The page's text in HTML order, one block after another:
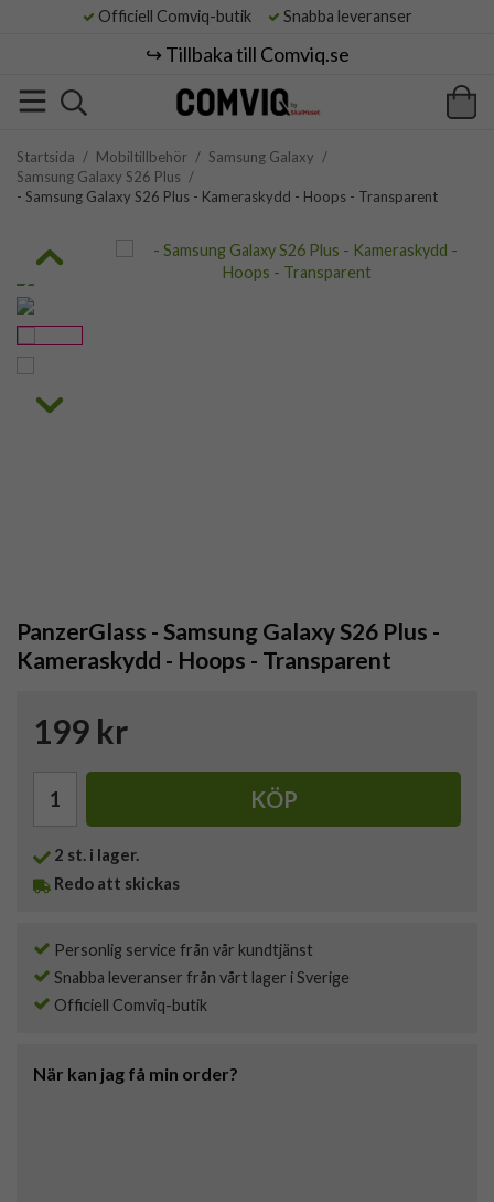
Officiell Comviq-butik Snabba leveranser
↪️ Tillbaka till Comviq.se
Startsida / Mobiltillbehör / Samsung Galaxy /
Samsung Galaxy S26 Plus /
- Samsung Galaxy S26 Plus - Kameraskydd - Hoops - Transparent
PanzerGlass - Samsung Galaxy S26 Plus -
Kameraskydd - Hoops - Transparent
199 kr
KÖP
2 st. i lager.
Redo att skickas
Personlig service från vår kundtjänst
Snabba leveranser från vårt lager i Sverige
Officiell Comviq-butik
När kan jag få min order?